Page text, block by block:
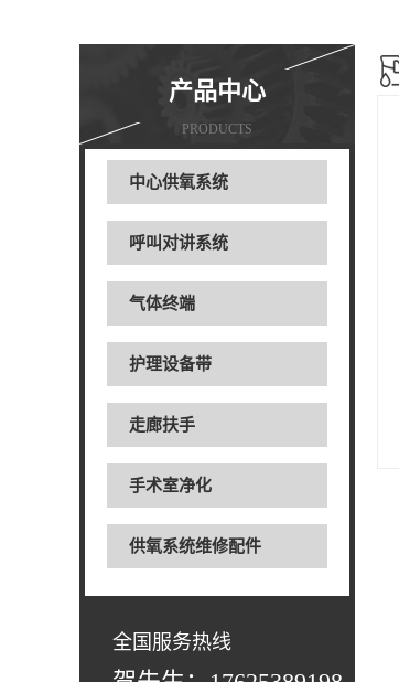
产品中心
PRODUCTS
中心供氧系统
呼叫对讲系统
气体终端
护理设备带
走廊扶手
手术室净化
供氧系统维修配件
全国服务热线